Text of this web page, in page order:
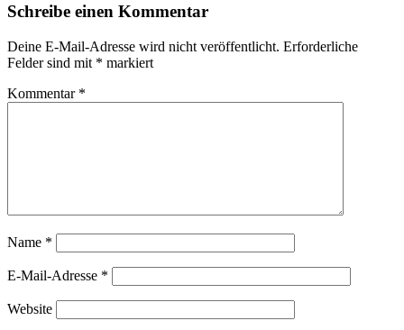
Schreibe einen Kommentar
Deine E-Mail-Adresse wird nicht veröffentlicht. Erforderliche
Felder sind mit * markiert
Kommentar *
Name *
E-Mail-Adresse *
Website